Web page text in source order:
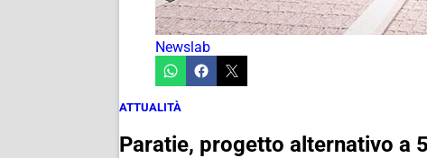
Newslab
ATTUALITÀ
Paratie, progetto alternativo a